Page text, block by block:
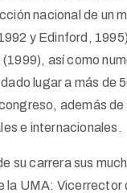
nacional de un
y Edinford,
así como
lugar a más de
además de
e internacionales.
su carrera sus
la UMA: